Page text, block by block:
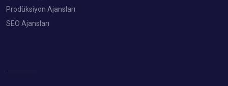
Prodüksiyon Ajansları
SEO Ajansları